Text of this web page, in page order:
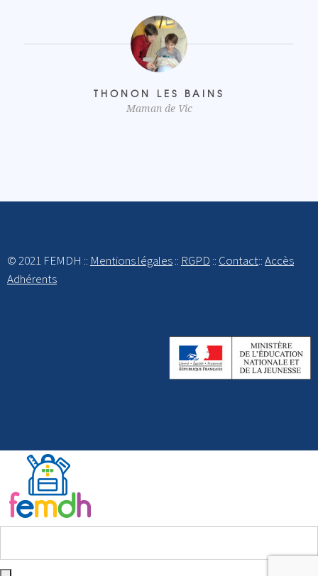
THONON LES BAINS
Maman de Vic
© 2021 FEMDH :: Mentions légales:: RGPD :: Contact::Accès
Adhérents